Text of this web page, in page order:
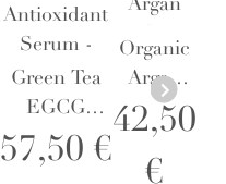
Green Tea
EGCG
Antioxidant
Serum -
57,50 €
Organic
Argan
Oil
42,50
€